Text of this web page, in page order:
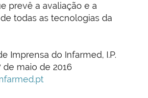
prevê a avaliação e a
todas as tecnologias da
Imprensa do Infarmed, I.P.
de maio de 2016